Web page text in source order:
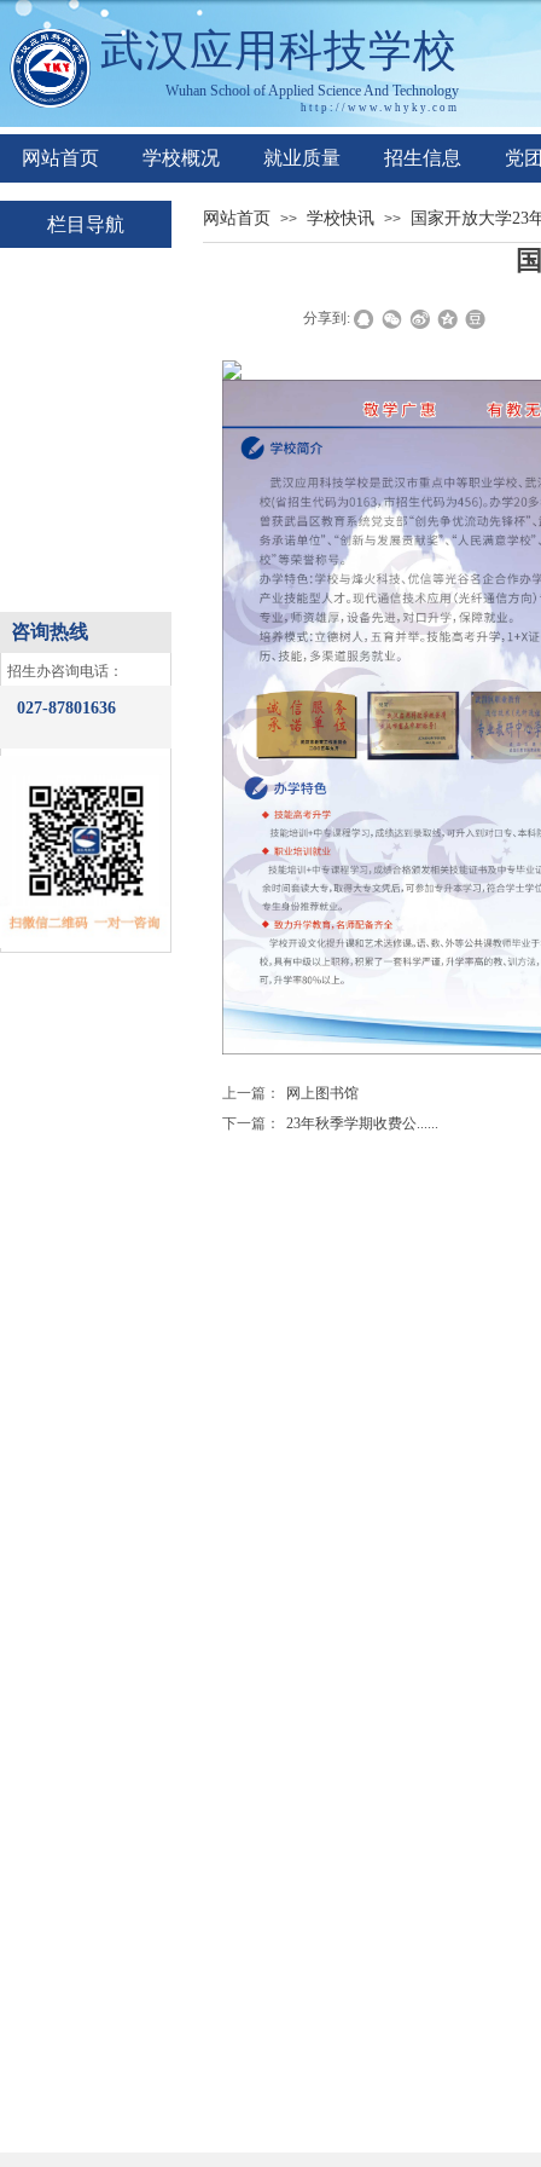
武汉应用科技学校
Wuhan School ofApplied ScienceAnd Technology
http://www.whyky.co m
网站首页 学校概况 就业质量 招生信息 党
栏目导航 网站首页 >> 学校快讯 >> 国家开放大学23
分享到:
上一篇：
网上图书馆
下一篇：
23年秋季学期收费公......
咨询热线
​招生办咨询电话：
027-87801636